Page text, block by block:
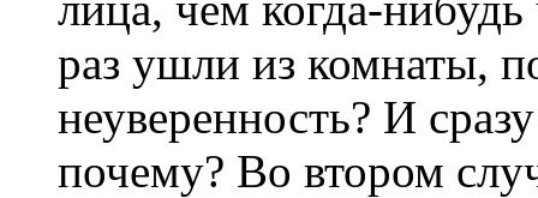
раз ушли из комнаты,
неуверенность? И
почему? Во втором